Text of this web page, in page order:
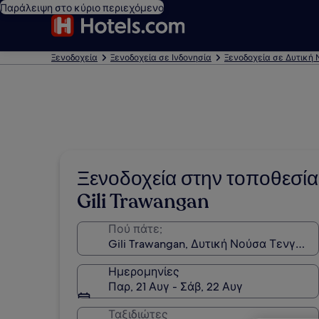
Παράλειψη στο κύριο περιεχόμενο
Ξενοδοχεία Ξενοδοχεία σε Ινδονησία Ξενοδοχεία σε
Ξενοδοχεία στην τοποθεσία
Gili Trawangan
Πού πάτε;
Ημερομηνίες
Παρ, 21 Αυγ - Σάβ, 22 Αυγ
Ταξιδιώτες